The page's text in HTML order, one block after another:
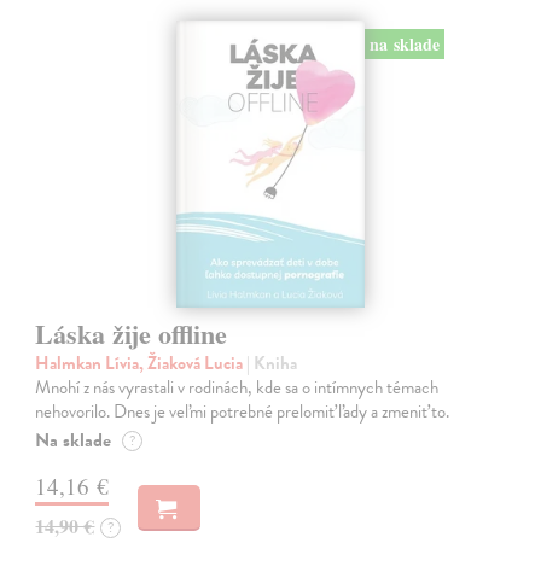
na sklade
Láska žije offline
Halmkan Lívia, Žiaková Lucia| Kniha
Mnohí z nás vyrastali v rodinách, kde sa o intímnych témach
nehovorilo. Dnes je veľmi potrebné prelomiť ľady a zmeniť to.
Na sklade ?
14,16 €
14,90 € ?